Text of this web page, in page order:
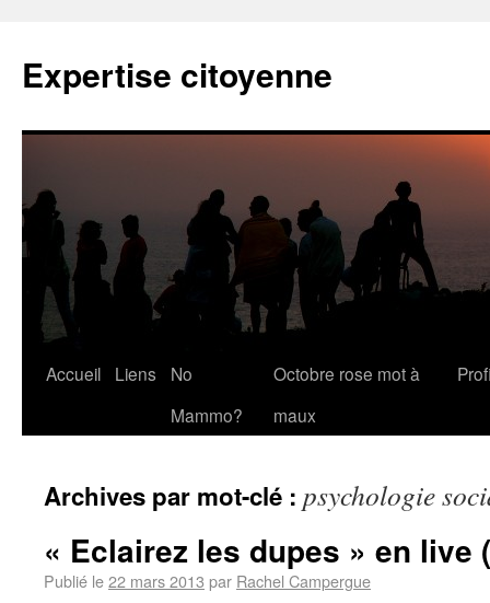
Expertise citoyenne
Accueil Liens
No
Mammo?
Octobre rose mot à
maux
Archives par mot-clé : psychologie
« Eclairez les dupes » en live
Publié le22 mars 2013 par Rachel Campergue